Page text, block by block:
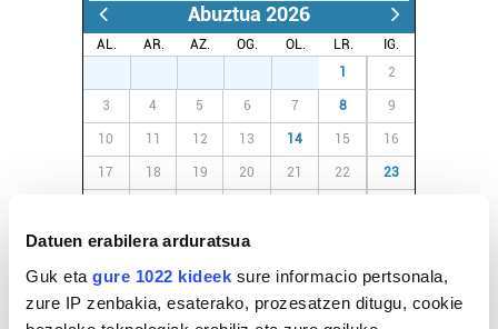
Datuen erabilera arduratsua
Guk eta gure 1022 kideek sure informacio pertsonala,
zure IP zenbakia, esaterako, prozesatzen ditugu, cookie
Abuztua 2026
AL. AR. AZ. OG. OL. LR.
IG.
1 2
3 4 5 6 7 8 9
10 11 12 13 14 15 16
17 18 19 20 21 22 23
31 1 2
EGURALDIA